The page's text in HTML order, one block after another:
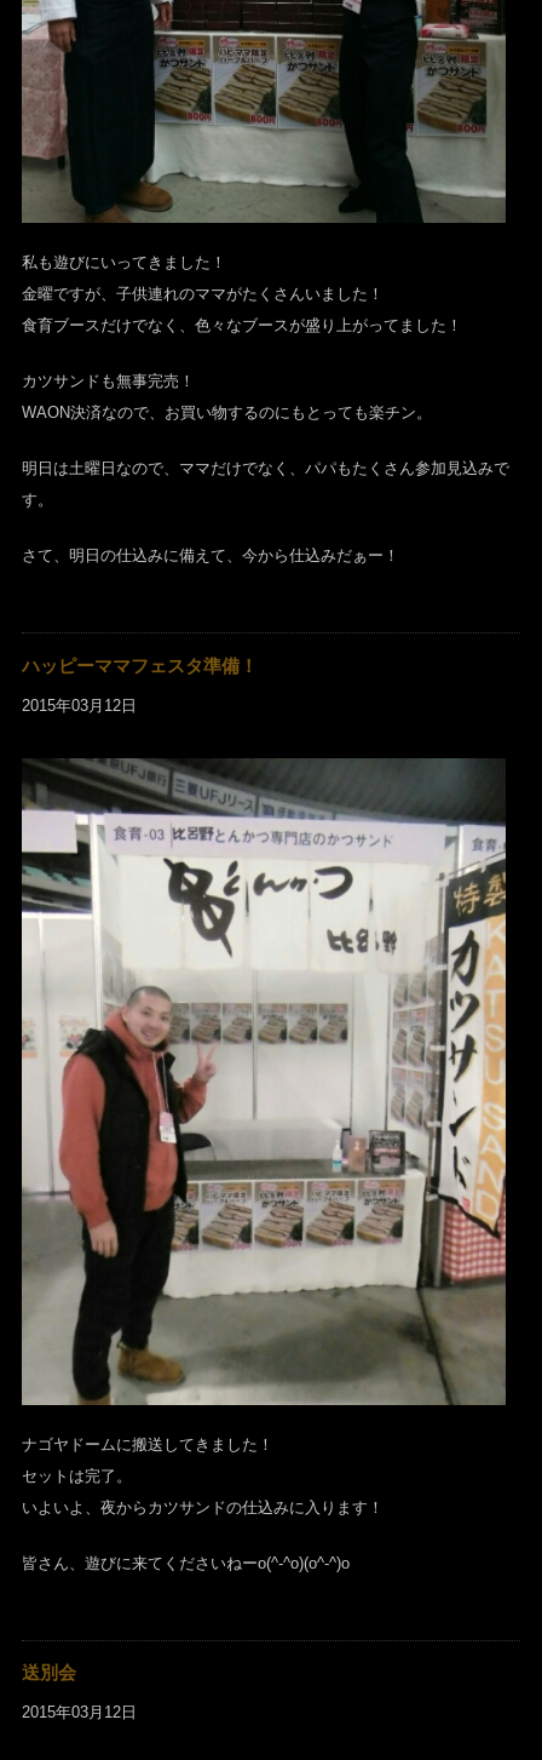
私も遊びにいってきました！
金曜ですが、子供連れのママがたくさんいました！
食育ブースだけでなく、色々なブースが盛り上がってました！
カツサンドも無事完売！
WAON決済なので、お買い物するのにもとっても楽チン。
明日は土曜日なので、ママだけでなく、パパもたくさん参加見込みで
す。
さて、明日の仕込みに備えて、今から仕込みだぁー！
ハッピーママフェスタ準備！
2015年03月12日
ナゴヤドームに搬送してきました！
セットは完了。
いよいよ、夜からカツサンドの仕込みに入ります！
皆さん、遊びに来てくださいねーo(^-^o)(o^-^)o
送別会
2015年03月12日